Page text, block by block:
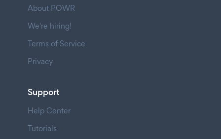
About POWR
We're hiring!
Terms of Service
Privacy
Support
Help Center
Tutorials